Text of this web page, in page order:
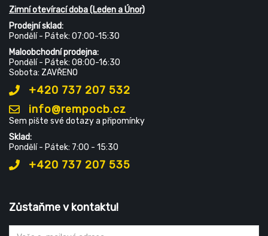
Zimní otevírací doba (Leden a Únor)
Prodejní sklad:
Pondělí - Pátek: 07:00-15:30
Maloobchodní prodejna:
Pondělí - Pátek: 08:00-16:30
Sobota: ZAVŘENO
+420 737 207 532
info@rempocb.cz
Sem pište své dotazy a připomínky
Sklad:
Pondělí - Pátek: 7:00 - 15:30
+420 737 207 535
Zůstaňme v kontaktu!